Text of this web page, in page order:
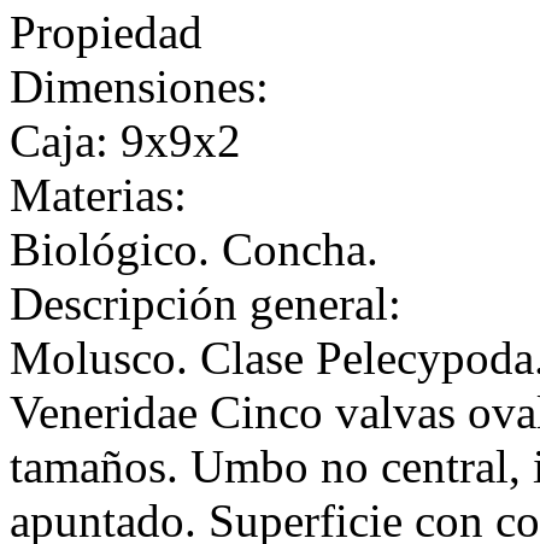
Propiedad
Dimensiones:
Caja: 9x9x2
Materias:
Biológico. Concha.
Descripción general:
Molusco. Clase
Veneridae Cinco valvas
tamaños. Umbo no
apuntado. Superficie con